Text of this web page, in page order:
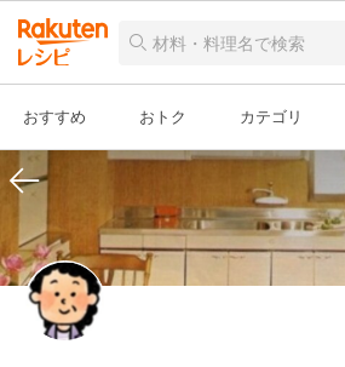
おすすめ おトク カテゴリ